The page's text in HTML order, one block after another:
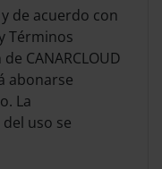
de acuerdo con
Términos
CANARCLOUD
abonarse
La
uso se